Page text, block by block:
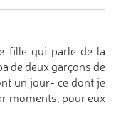
fille qui parle de la
de deux garçons de
un jour- ce dont je
moments, pour eux